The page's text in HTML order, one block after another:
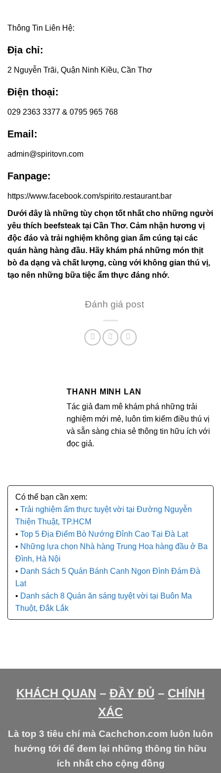
Thông Tin Liên Hệ:
Địa chỉ:
2 Nguyễn Trãi, Quận Ninh Kiều, Cần Thơ
Điện thoại:
029 2363 3377 & 0795 965 768
Email:
admin@spiritovn.com
Fanpage:
https://www.facebook.com/spirito.restaurant.bar
Dưới đây là những tùy chọn tốt nhất cho những người
yêu thích beefsteak tại Cần Thơ. Cảm nhận hương vị
độc đáo và trải nghiệm không gian ấm cúng tại các
quán hàng hàng đầu. Hãy khám phá những món thịt
bò đa dạng và chất lượng, cùng với không gian thú vị,
tạo nên những bữa tiệc ẩm thực đáng nhớ.
Đánh giá post
THANH MINH LAN
Tác giả đam mê khám phá những trải
nghiệm mới mẻ, luôn tìm kiếm điều thú vị
và sẵn sàng chia sẻ thông tin hữu ích với
đọc giả.
Trải nghiệm ẩm thực tuyệt vời tại Đường Nguyễn
Thiện Thuật, TP.HCM
Top 5 Địa Điểm Bò Nướng Đỉnh Cao Tại Đà Lạt
Những lựa chọn Nhà hàng Trung Hoa hàng đầu ở Ba
Đình, Hà Nội
Danh Sách 5 Quán Bánh Canh Ngon Đình Đám Đà
Lạt
Danh sách 8 Quán ăn sáng tuyệt vời tại Buôn Ma
Thuột, Đắk Lắk
KHÁCH QUAN – ĐẦY ĐỦ – CHÍNH
XÁC
Là top 3 tiêu chí mà Cachchon.com luôn luôn
hướng tới để đem lại những thông tin hữu
ích nhất cho cộng đồng